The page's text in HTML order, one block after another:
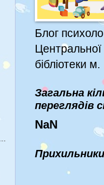
Блог
Центральної
бібліотеки м.
Загальна
переглядів
NaN
Прихильники